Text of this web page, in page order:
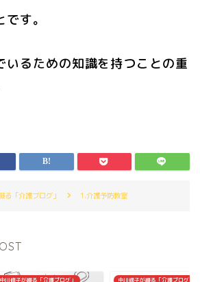
す。
いるための知識を持つことの重
る「介護ブログ」 1.介護予防教室
中川修子が綴る「介護ブログ」 中川修子が綴る「介護ブログ」